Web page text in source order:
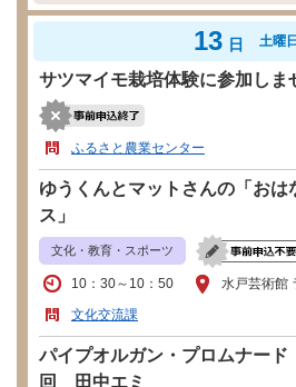
13 日 土曜日
サツマイモ栽培体験に参加しま
ふるさと農業センター
ゆうくんとマットさんの「おは
ス」
文化・教育・スポーツ
10：30～10：50
水戸芸術館
文化交流課
パイプオルガン・プロムナード
回 田中エミ